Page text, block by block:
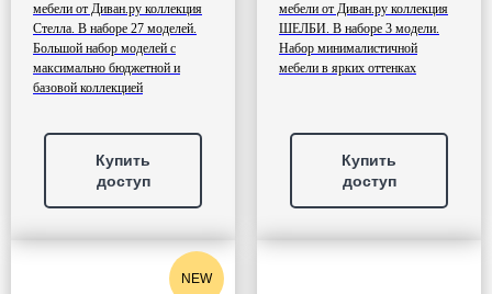
мебели от Диван.ру коллекция
Стелла. В наборе 27 моделей.
Большой набор моделей с
максимально бюджетной и
базовой коллекцией
Купить
доступ
мебели от Диван.ру коллекция
ШЕЛБИ. В наборе 3 модели.
Набор минималистичной
мебели в ярких оттенках
Купить
доступ
NEW